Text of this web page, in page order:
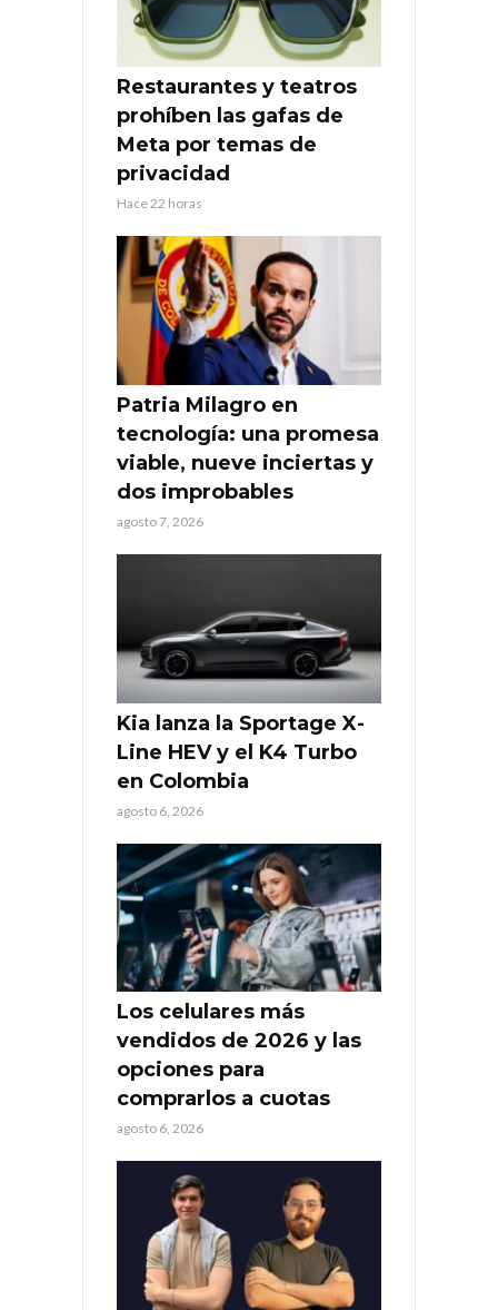
Restaurantes y teatros
prohíben las gafas de
Meta por temas de
privacidad
Hace 22 horas
Patria Milagro en
tecnología: una promesa
viable, nueve inciertas y
dos improbables
agosto 7, 2026
Kia lanza la Sportage X-
Line HEV y el K4 Turbo
en Colombia
agosto 6, 2026
Los celulares más
vendidos de 2026 y las
opciones para
comprarlos a cuotas
agosto 6, 2026